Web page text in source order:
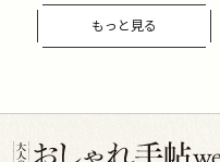
もっと見る